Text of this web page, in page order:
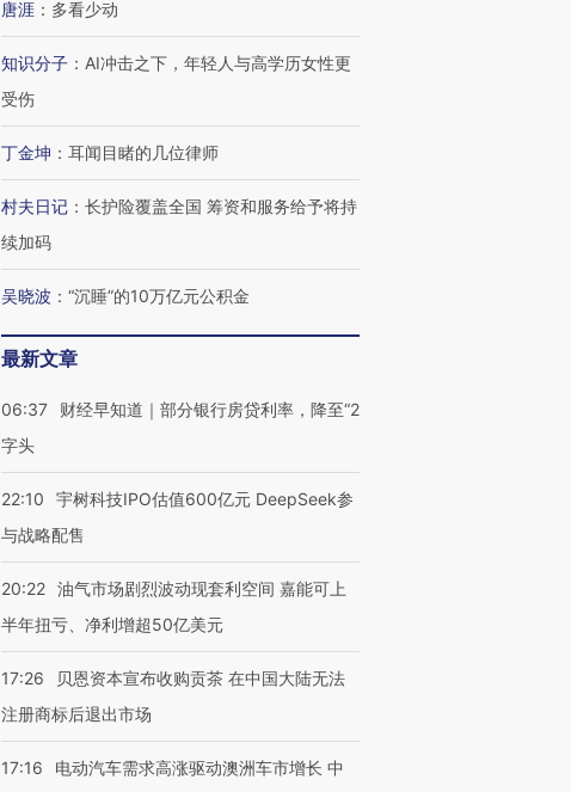
唐涯 ： 多看少动
知识分子 ： AI冲击之下，年轻人与高学历女性更
受伤
丁金坤 ： 耳闻目睹的几位律师
村夫日记 ： 长护险覆盖全国 筹资和服务给予将持
续加码
吴晓波 ： “沉睡”的10万亿元公积金
最新文章
06:37
财经早知道｜部分银行房贷利率，降至“2
字头
22:10
宇树科技IPO估值600亿元 DeepSeek参
与战略配售
20:22 油气市场剧烈波动现套利空间 嘉能可上
半年扭亏、净利增超50亿美元
17:26
贝恩资本宣布收购贡茶 在中国大陆无法
注册商标后退出市场
17:16
电动汽车需求高涨驱动澳洲车市增长 中